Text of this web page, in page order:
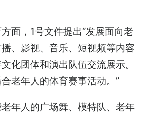
面，1号文件提出“发展面向老
、影视、音乐、短视频等内容
化团体和演出队伍交流展示。
老年人的体育赛事活动。”
年人的广场舞、模特队、老年